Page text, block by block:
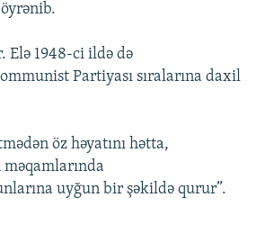
Elə 1948-ci ildə də
Partiyası sıralarına daxil
öz həyatını hətta,
uyğun bir şəkildə qurur”.